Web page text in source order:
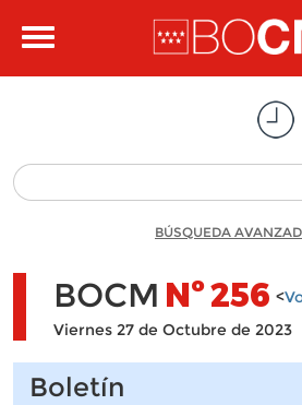
Toggle
BÚSQUEDA
BOCM Nº256 <
Viernes 27 de Octubre de 2023
Boletín